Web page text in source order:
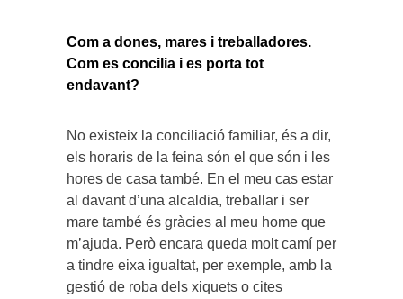
Com a dones, mares i treballadores.
Com es concilia i es porta tot
endavant?
No existeix la conciliació familiar, és a dir,
els horaris de la feina són el que són i les
hores de casa també. En el meu cas estar
al davant d’una alcaldia, treballar i ser
mare també és gràcies al meu home que
m’ajuda. Però encara queda molt camí per
a tindre eixa igualtat, per exemple, amb la
gestió de roba dels xiquets o cites